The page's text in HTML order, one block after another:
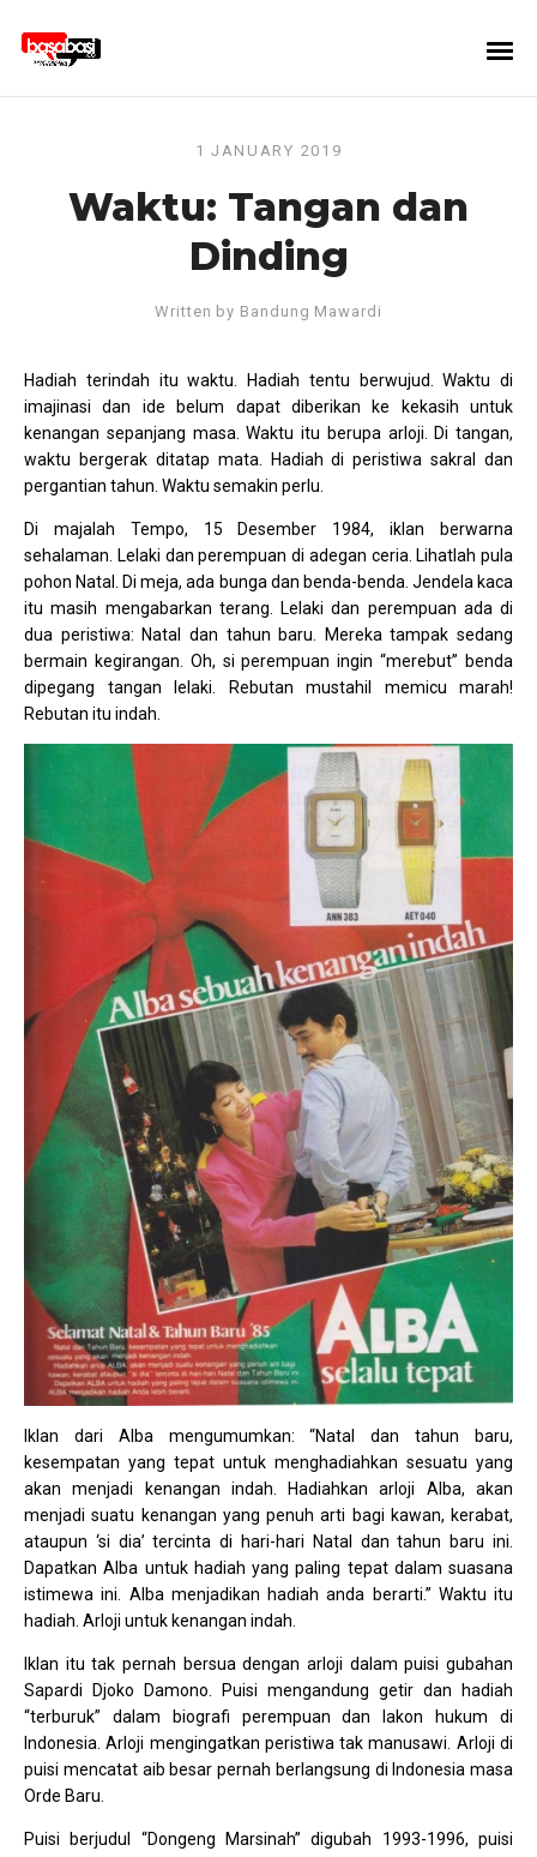
1 JANUARY 2019
Waktu: Tangan dan
Dinding
Written by Bandung Mawardi
Hadiah terindah itu waktu. Hadiah tentu berwujud. Waktu di
imajinasi dan ide belum dapat diberikan ke kekasih untuk
kenangan sepanjang masa. Waktu itu berupa arloji. Di tangan,
waktu bergerak ditatap mata. Hadiah di peristiwa sakral dan
pergantian tahun. Waktu semakin perlu.
Di majalah Tempo, 15 Desember 1984, iklan berwarna
sehalaman. Lelaki dan perempuan di adegan ceria. Lihatlah pula
pohon Natal. Di meja, ada bunga dan benda-benda. Jendela kaca
itu masih mengabarkan terang. Lelaki dan perempuan ada di
dua peristiwa: Natal dan tahun baru. Mereka tampak sedang
bermain kegirangan. Oh, si perempuan ingin “merebut” benda
dipegang tangan lelaki. Rebutan mustahil memicu marah!
Rebutan itu indah.
Iklan dari Alba mengumumkan: “Natal dan tahun baru,
kesempatan yang tepat untuk menghadiahkan sesuatu yang
akan menjadi kenangan indah. Hadiahkan arloji Alba, akan
menjadi suatu kenangan yang penuh arti bagi kawan, kerabat,
ataupun ‘si dia’ tercinta di hari-hari Natal dan tahun baru ini.
Dapatkan Alba untuk hadiah yang paling tepat dalam suasana
istimewa ini. Alba menjadikan hadiah anda berarti.” Waktu itu
hadiah. Arloji untuk kenangan indah.
Iklan itu tak pernah bersua dengan arloji dalam puisi gubahan
Sapardi Djoko Damono. Puisi mengandung getir dan hadiah
“terburuk” dalam biografi perempuan dan lakon hukum di
Indonesia. Arloji mengingatkan peristiwa tak manusawi. Arloji di
puisi mencatat aib besar pernah berlangsung di Indonesia masa
Orde Baru.
Puisi berjudul “Dongeng Marsinah” digubah 1993-1996, puisi